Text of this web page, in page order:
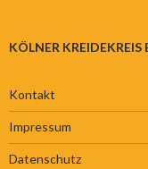
KÖLNER KREIDEKREIS
Kontakt
Impressum
Datenschutz